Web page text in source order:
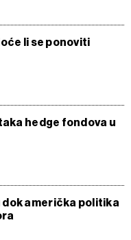
li se ponoviti
hedge fondova u
dok američka politika